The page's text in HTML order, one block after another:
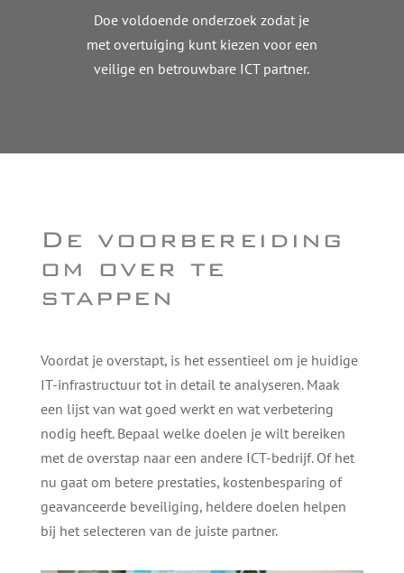
Doe voldoende onderzoek zodat je
met overtuiging kunt kiezen voor een
veilige en betrouwbare ICT partner.
De voorbereiding
om over te
stappen
Voordat je overstapt, is het essentieel om je huidige
IT-infrastructuur tot in detail te analyseren. Maak
een lijst van wat goed werkt en wat verbetering
nodig heeft. Bepaal welke doelen je wilt bereiken
met de overstap naar een andere ICT-bedrijf. Of het
nu gaat om betere prestaties, kostenbesparing of
geavanceerde beveiliging, heldere doelen helpen
bij het selecteren van de juiste partner.